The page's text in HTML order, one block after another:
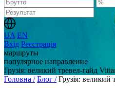
UA EN
Вхід Реєстрація
маршруты
популярное направление
Грузія: великий тревел-гайд
Головна / Блог / Грузія: великий